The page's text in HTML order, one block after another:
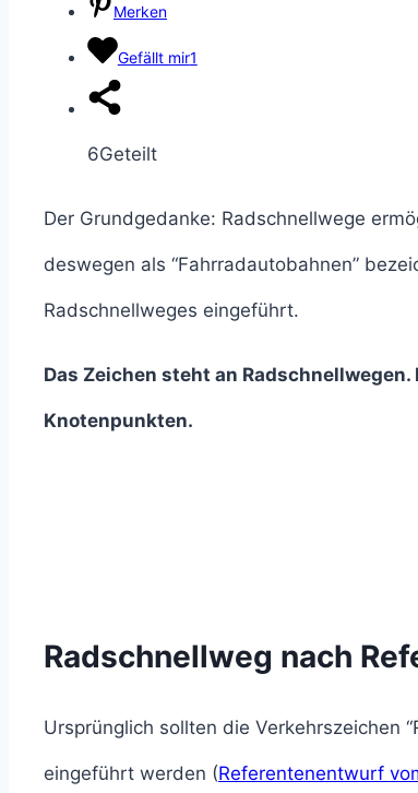
Merken
Gefällt mir1
6Geteilt
Der Grundgedanke: Radschnellwege
deswegen als “Fahrradautobahnen”
Radschnellweges eingeführt.
Das Zeichen steht an
Knotenpunkten.
Radschnellweg nach
Ursprünglich sollten die Verkehrszeichen
eingeführt werden (Referentenentwurf